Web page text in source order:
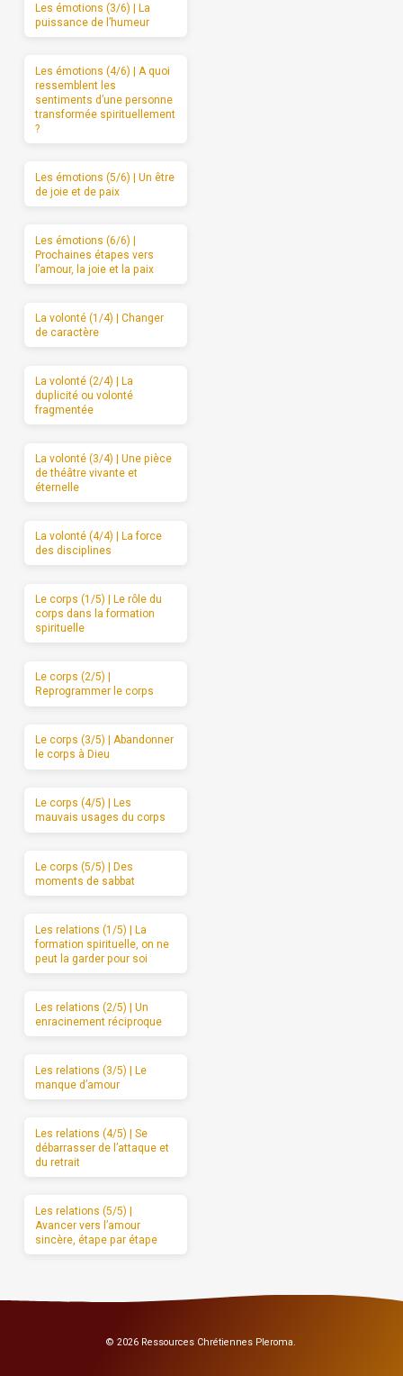
Les émotions (3/6) | La
puissance de l’humeur
Les émotions (4/6) | A quoi
ressemblent les
sentiments d’une personne
transformée spirituellement
?
Les émotions (5/6) | Un être
de joie et de paix
Les émotions (6/6) |
Prochaines étapes vers
l’amour, la joie et la paix
La volonté (1/4) | Changer
de caractère
La volonté (2/4) | La
duplicité ou volonté
fragmentée
La volonté (3/4) | Une pièce
de théâtre vivante et
éternelle
La volonté (4/4) | La force
des disciplines
Le corps (1/5) | Le rôle du
corps dans la formation
spirituelle
Le corps (2/5) |
Reprogrammer le corps
Le corps (3/5) | Abandonner
le corps à Dieu
Le corps (4/5) | Les
mauvais usages du corps
Le corps (5/5) | Des
moments de sabbat
Les relations (1/5) | La
formation spirituelle, on ne
peut la garder pour soi
Les relations (2/5) | Un
enracinement réciproque
Les relations (3/5) | Le
manque d’amour
Les relations (4/5) | Se
débarrasser de l’attaque et
du retrait
Les relations (5/5) |
Avancer vers l’amour
sincère, étape par étape
© 2026 Ressources Chrétiennes Pleroma.